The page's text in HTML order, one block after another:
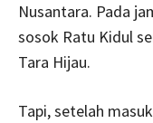
Nusantara. Pada
sosok Ratu Kidul
Tara Hijau.
Tapi, setelah